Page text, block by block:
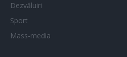
Dezvăluiri
Sport
Mass-media